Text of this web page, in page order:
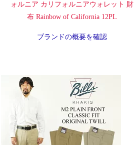
ォルニア カリフォルニアウォレット 財
布 Rainbow of California 12PL
ブランドの概要を確認